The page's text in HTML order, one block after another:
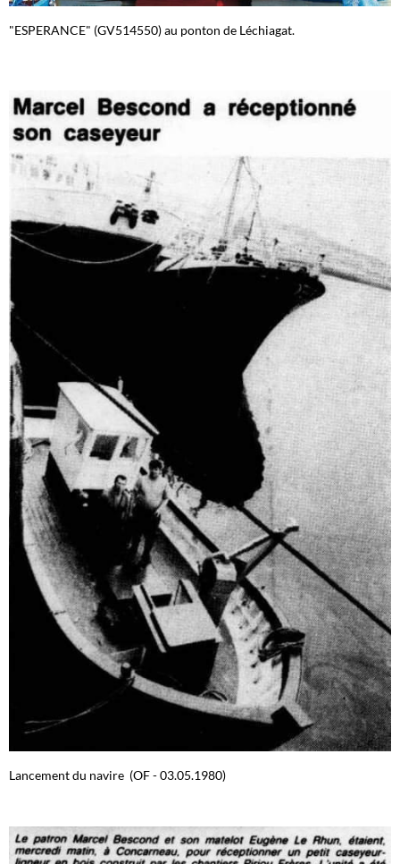
"ESPERANCE" (GV514550) au ponton de Léchiagat.
Lancement du navire (OF - 03.05.1980)